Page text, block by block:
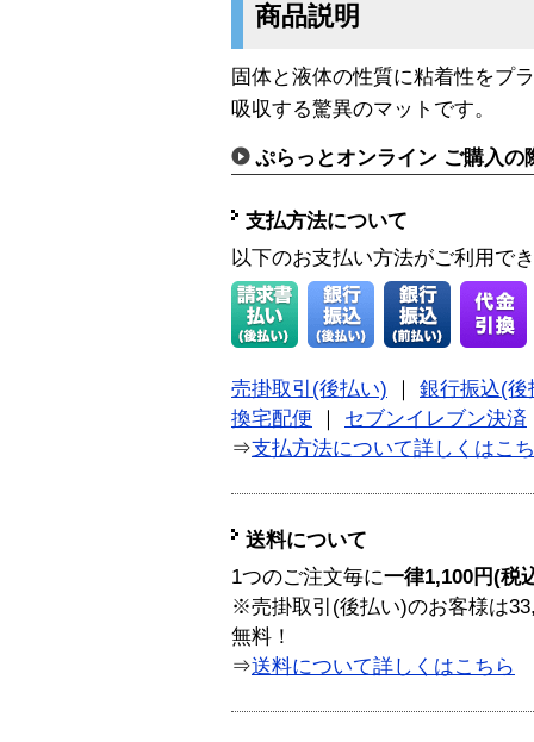
商品説明
固体と液体の性質に粘着性をプ
吸収する驚異のマットです。
ぷらっとオンライン ご購入の
支払方法について
以下のお支払い方法がご利用で
売掛取引(後払い)
銀行振込(後
換宅配便
セブンイレブン決済
⇒支払方法について詳しくはこ
送料について
1つのご注文毎に一律1,100円(税
※売掛取引(後払い)のお客様は
無料！
⇒送料について詳しくはこちら